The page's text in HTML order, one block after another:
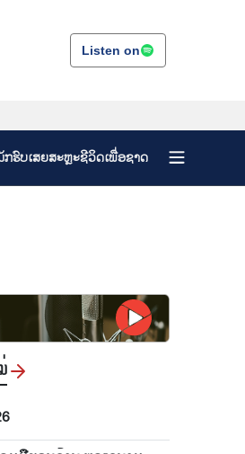
Listen on
ຮົບເສຍສະຫຼະຊີວິດເພື່ອຊາດ